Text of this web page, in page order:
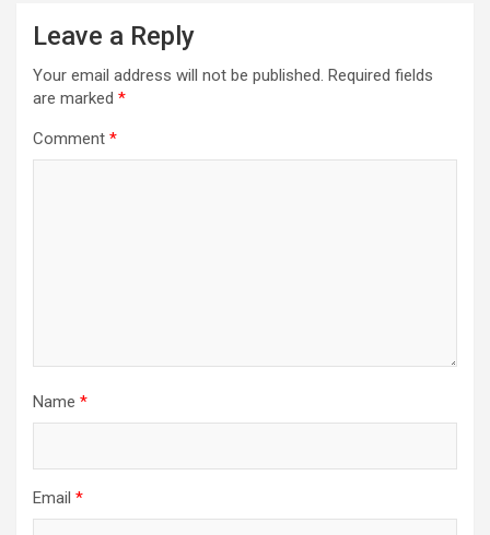
Leave a Reply
Your email address will not be published. Required fields
are marked *
Comment *
Name *
Email *